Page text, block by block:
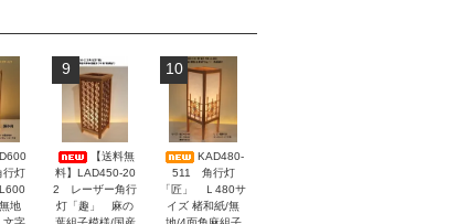
灯
地
9
【送料無
料】LAD450-20
2 レーザー角行
灯「趣」 麻の
10
KAD480-
511 角行灯
「匠」 Ｌ480サ
イズ 楮和紙/無